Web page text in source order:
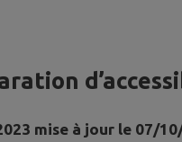
mise à jour le 07/